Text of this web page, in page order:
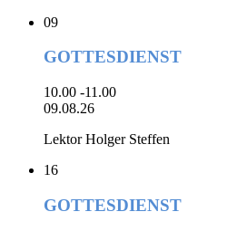
09
GOTTESDIENST
10.00 -11.00
09.08.26
Lektor Holger Steffen
16
GOTTESDIENST